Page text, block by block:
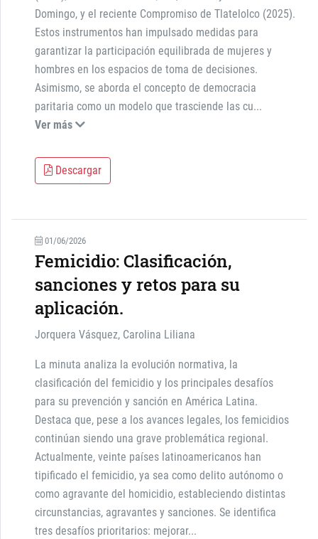
Domingo, y el reciente Compromiso de Tlatelolco (2025).
Estos instrumentos han impulsado medidas para
garantizar la participación equilibrada de mujeres y
hombres en los espacios de toma de decisiones.
Asimismo, se aborda el concepto de democracia
paritaria como un modelo que trasciende las cu...
Ver más
Descargar
01/06/2026
Femicidio: Clasificación,
sanciones y retos para su
aplicación.
Jorquera Vásquez, Carolina Liliana
La minuta analiza la evolución normativa, la
clasificación del femicidio y los principales desafíos
para su prevención y sanción en América Latina.
Destaca que, pese a los avances legales, los femicidios
continúan siendo una grave problemática regional.
Actualmente, veinte países latinoamericanos han
tipificado el femicidio, ya sea como delito autónomo o
como agravante del homicidio, estableciendo distintas
circunstancias, agravantes y sanciones. Se identifica
tres desafíos prioritarios: mejorar...